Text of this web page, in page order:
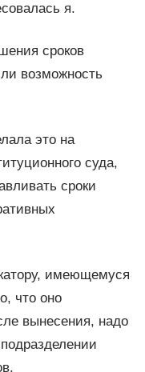
я.
сроков
возможность
это на
суда,
сроки
имеющемуся
что оно
вынесения, надо